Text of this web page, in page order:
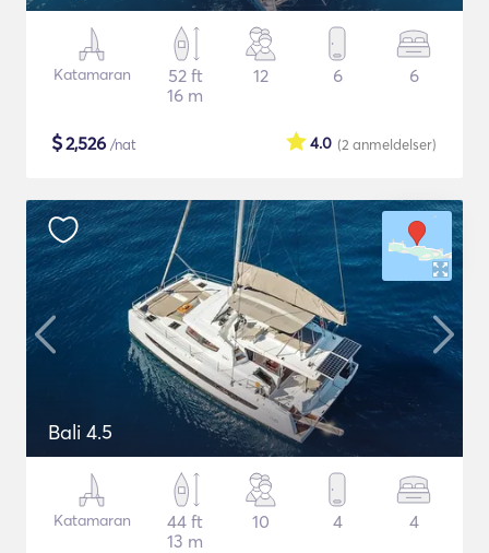
Katamaran
52 ft
16 m
12 6 6
$2,526 /nat (2 anmeldelser)
4.0
Bali 4.5
Katamaran
44 ft
13 m
10 4 4